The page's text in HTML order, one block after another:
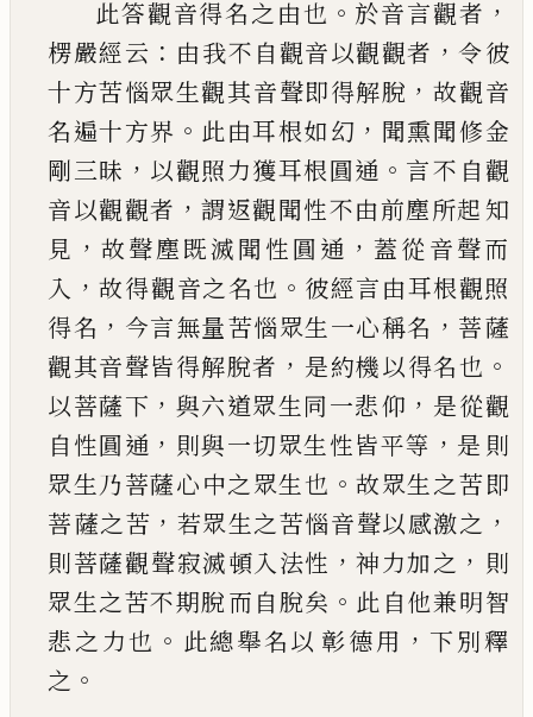
此答觀音得名之由也 。 於音言觀者 ，
楞嚴經云 ： 由我不自觀音以觀觀者 ， 令彼
十方苦惱眾生觀其音聲即得解脫 ， 故觀音
名遍十方界 。 此由耳根如幻 ， 聞熏聞修金
剛三昧 ， 以觀照力獲耳根圓通 。 言不自觀
音以觀觀者 ， 謂返觀聞性不由前塵所起知
見 ， 故聲塵既滅聞性圓通 ， 蓋從音聲而
入 ， 故得觀音之名也 。 彼經言由耳根觀照
得名 ， 今言無量苦惱眾生一心稱名 ， 菩薩
觀其音聲皆得解脫者 ， 是約機以得名也 。
以菩薩下 ， 與六道眾生同一悲仰 ， 是從觀
自性圓通 ， 則與一切眾生性皆平等 ， 是 則
眾生乃菩薩心中之眾生也 。 故眾生之苦即
菩薩之苦 ， 若眾生之苦惱音聲以感激之 ，
則菩薩觀聲寂滅頓入法性 ， 神力加之 ， 則
眾生之苦不期脫而自脫矣 。 此自他兼明智
悲之力也 。 此總舉名以 彰德用 ， 下別釋
之 。